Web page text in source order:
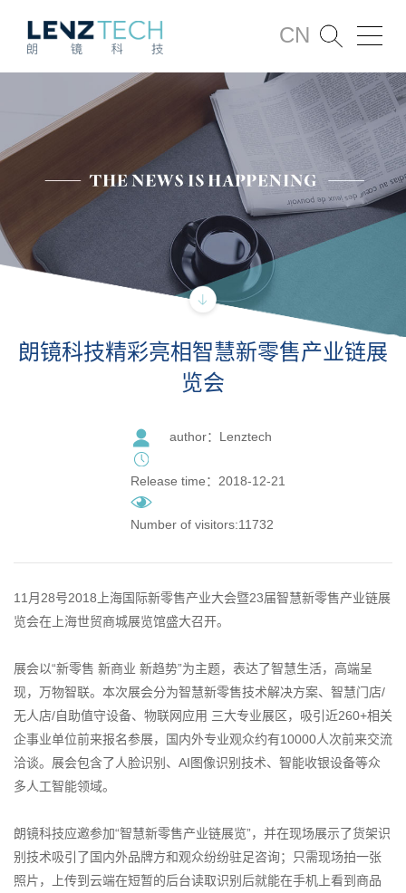
CN
朗镜科技精彩亮相智慧新零售产业链展
览会
author：Lenztech
Release time：2018-12-21
Number of visitors:11732
11 月 28号2018 上海国际新零售产业大会暨23届智慧新零售产业链展
览会在上海世贸商城展览馆盛大召开。
展会以“新零售 新商业 新趋势”为主题，表达了智慧生活，高端呈
现，万物智联。本次展会分为智慧新零售技术解决方案、智慧门店/
无人店/自助值守设备、物联网应用 三大专业展区，吸引近260+相关
企事业单位前来报名参展，国内外专业观众约有10000人次前来交流
洽谈。展会包含了人脸识别、 AI图像识别技术、智能收银设备等众
多人工智能领域。
朗镜科技应邀参加“智慧新零售产业链展览”，并在现场展示了货架识
别技术吸引了国内外品牌方和观众纷纷驻足咨询；只需现场拍一张
照片，上传到云端在短暂的后台读取识别后就能在手机上看到商品